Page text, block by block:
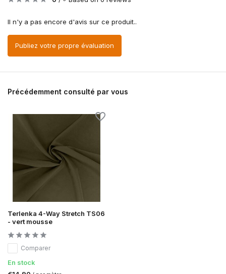
Il n'y a pas encore d'avis sur ce produit..
Publiez votre propre évaluation
Précédemment consulté par vous
Terlenka 4-Way Stretch TS06
- vert mousse
Comparer
En stock